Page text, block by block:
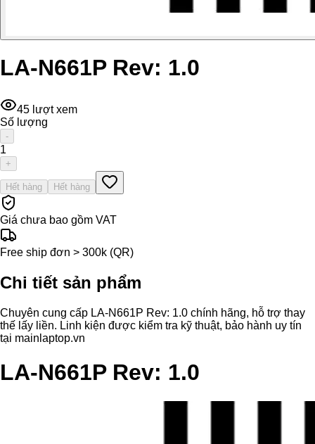
LA-N661P Rev: 1.0
45 lượt xem
Số lượng
-
1
+
Hết hàng Hết hàng
Giá chưa bao gồm VAT
Free ship đơn > 300k (QR)
Chi tiết sản phẩm
Chuyên cung cấp LA-N661P Rev: 1.0 chính hãng, hỗ trợ thay
thế lấy liền. Linh kiện được kiểm tra kỹ thuật, bảo hành uy tín
tại mainlaptop.vn
LA-N661P Rev: 1.0